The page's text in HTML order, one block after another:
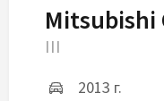
III
2013 г.